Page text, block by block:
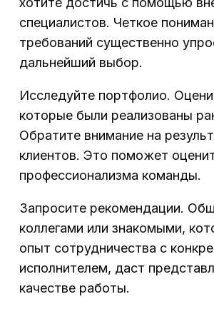
специалистов. Четкое
требований существенно
дальнейший выбор.
Исследуйте портфолио.
которые были реализованы
Обратите внимание на
клиентов. Это поможет
профессионализма команды.
Запросите рекомендации.
коллегами или знакомыми,
опыт сотрудничества с
исполнителем, даст
качестве работы.